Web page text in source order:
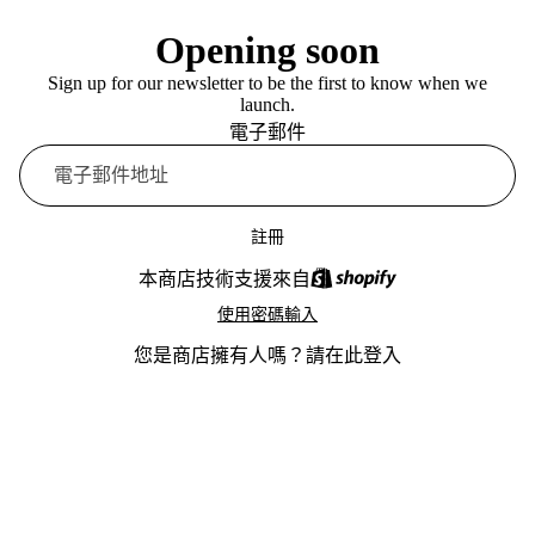
Opening soon
Sign up for our newsletter to be the first to know when we
launch.
電子郵件
註冊
本商店技術支援來自
使用密碼輸入
您是商店擁有人嗎？ 請在此登入